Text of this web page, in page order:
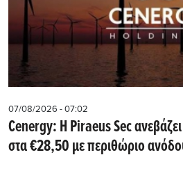
07/08/2026 - 07:02
Cenergy: Η Piraeus Sec
στα €28,50 με περιθώριο